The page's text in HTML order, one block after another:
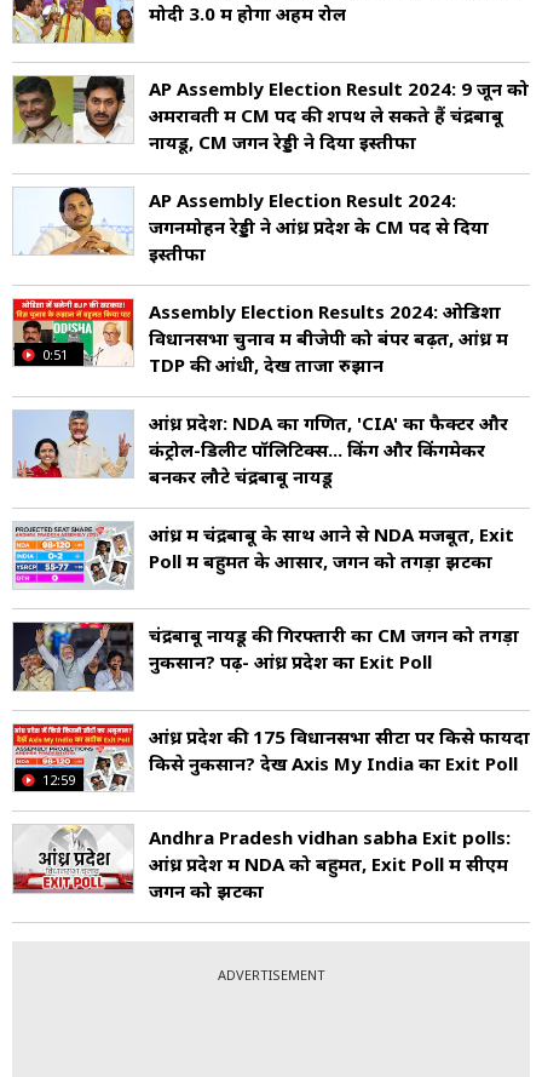
मोदी 3.0 में होगा अहम रोल
AP Assembly Election Result 2024: 9 जून को
अमरावती में CM पद की शपथ ले सकते हैं चंद्रबाबू
नायडू, CM जगन रेड्डी ने दिया इस्तीफा
AP Assembly Election Result 2024:
जगनमोहन रेड्डी ने आंध्र प्रदेश के CM पद से दिया
इस्तीफा
0:51
Assembly Election Results 2024: ओडिशा
विधानसभा चुनाव में बीजेपी को बंपर बढ़त, आंध्र में
TDP की आंधी, देखें ताजा रुझान
आंध्र प्रदेश: NDA का गणित, 'CIA' का फैक्टर और
कंट्रोल-डिलीट पॉलिटिक्स... किंग और किंगमेकर
बनकर लौटे चंद्रबाबू नायडू
आंध्र में चंद्रबाबू के साथ आने से NDA मजबूत, Exit
Poll में बहुमत के आसार, जगन को तगड़ा झटका
चंद्रबाबू नायडू की गिरफ्तारी का CM जगन को तगड़ा
नुकसान? पढ़ें- आंध्र प्रदेश का Exit Poll
12:59
आंध्र प्रदेश की 175 विधानसभा सीटों पर क‍िसे फायदा
क‍िसे नुकसान? देखें Axis My India का Exit Poll
Andhra Pradesh vidhan sabha Exit polls:
आंध्र प्रदेश में NDA को बहुमत, Exit Poll में सीएम
जगन को झटका
ADVERTISEMENT